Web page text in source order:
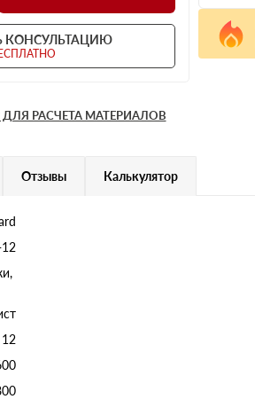
КОНСУЛЬТАЦИЮ
РАСЧЕТА МАТЕРИАЛОВ
Отзывы Калькулятор
12